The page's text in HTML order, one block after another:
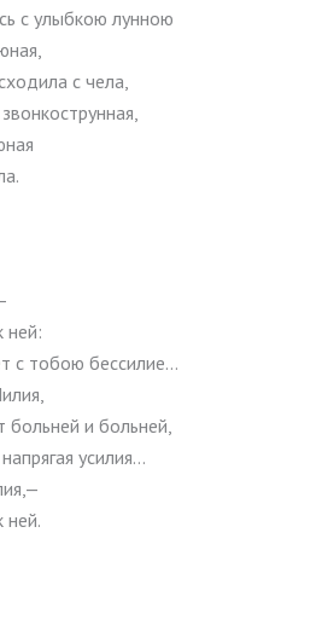
с улыбкою лунною
с чела,
ней:
с тобою бессилие…
больней и больней,
усилия…
ней.